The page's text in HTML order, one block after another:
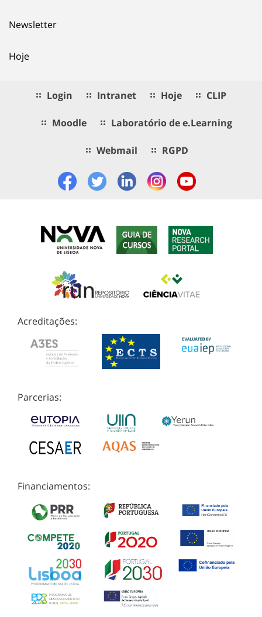
Newsletter
Hoje
Login Intranet Hoje CLIP
Moodle Laboratório de e.Learning
Webmail RGPD
Acreditações:
Parcerias:
Financiamentos: